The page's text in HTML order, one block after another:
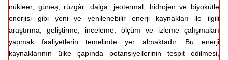
nükleer, güneş, rüzgâr, dalga, jeotermal, hidrojen ve biyokütle
enerjisi gibi yeni ve yenilenebilir enerji kaynakları ile ilgili
araştırma, geliştirme, inceleme, ölçüm ve izleme çalışmaları
yapmak faaliyetlerin temelinde yer almaktadır. Bu enerji
kaynaklarının ülke çapında potansiyellerinin tespit edilmesi,